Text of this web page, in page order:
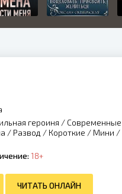
героиня / Современные
/ Развод / Короткие / Мини /
18+
ЧИТАТЬ ОНЛАЙН